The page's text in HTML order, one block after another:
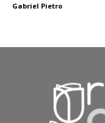
Gabriel Pietro